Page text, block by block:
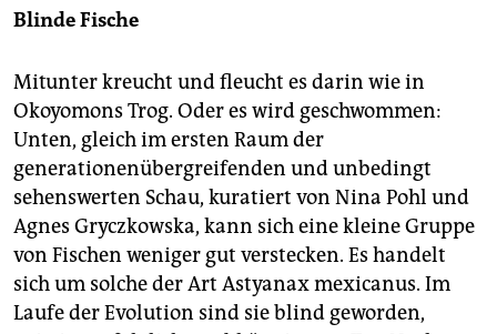
Blinde Fische
Mitunter kreucht und fleucht es darin wie in
Okoyomons Trog. Oder es wird geschwommen:
Unten, gleich im ersten Raum der
generationenübergreifenden und unbedingt
sehenswerten Schau, kuratiert von Nina Pohl und
Agnes Gryczkowska, kann sich eine kleine Gruppe
von Fischen weniger gut verstecken. Es handelt
sich um solche der Art Astyanax mexicanus. Im
Laufe der Evolution sind sie blind geworden,